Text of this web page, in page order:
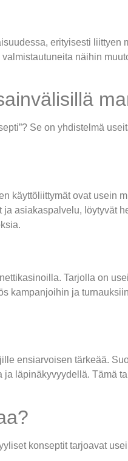
erityisesti
näihin
Se on yhdistelmä
käyttöliittymät ovat usein
asiakaspalvelu, löytyvät
Tarjolla on
kampanjoihin ja
ensiarvoisen tärkeää.
läpinäkyvyydellä. Tämä
konseptit tarjoavat